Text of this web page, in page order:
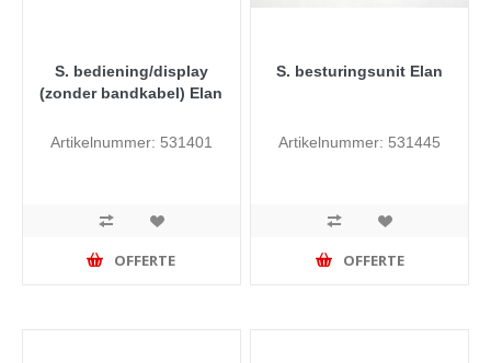
S. bediening/display
(zonder bandkabel) Elan
Artikelnummer: 531401
OFFERTE
S. besturingsunit Elan
Artikelnummer: 531445
OFFERTE